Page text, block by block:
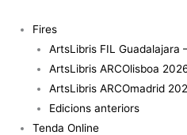
contingut
Fires
ArtsLibris FIL Guadalajara
ArtsLibris ARCOlisboa
ArtsLibris ARCOmadrid
Edicions anteriors
Tenda Online
Promenade